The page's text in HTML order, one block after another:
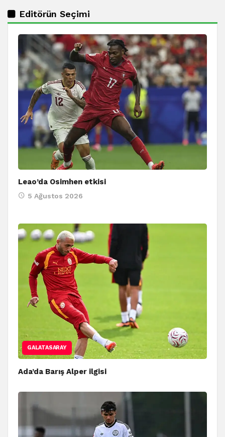
Editörün Seçimi
Leao’da Osimhen etkisi
5 Ağustos 2026
GALATASARAY
Ada’da Barış Alper ilgisi